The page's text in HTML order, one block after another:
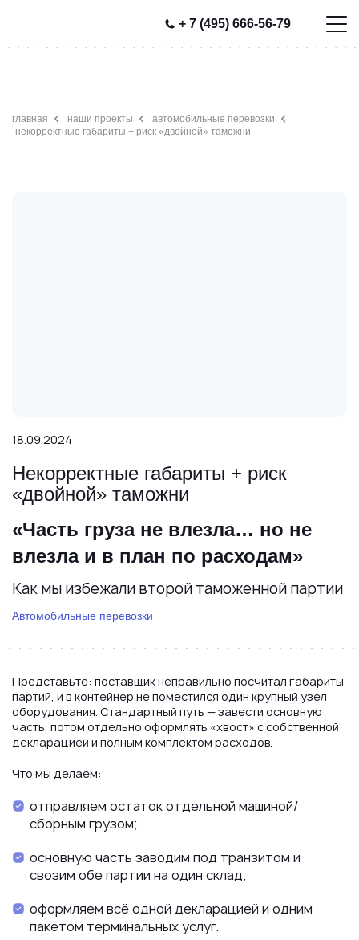
+ 7 (495) 666-56-79
главная наши проекты
автомобильные перевозки
некорректные габариты + риск «двойной» таможни
18.09.2024
Некорректные габариты + риск
«двойной» таможни
«Часть груза не влезла… но не
влезла и в план по расходам»
Как мы избежали второй таможенной партии
Автомобильные перевозки
Представьте: поставщик неправильно посчитал габариты
партий, и в контейнер не поместился один крупный узел
оборудования. Стандартный путь — завести основную
часть, потом отдельно оформлять «хвост» с собственной
декларацией и полным комплектом расходов.
Что мы делаем:
отправляем остаток отдельной машиной/
сборным грузом;
основную часть заводим под транзитом и
свозим обе партии на один склад;
оформляем всё одной декларацией и одним
пакетом терминальных услуг.